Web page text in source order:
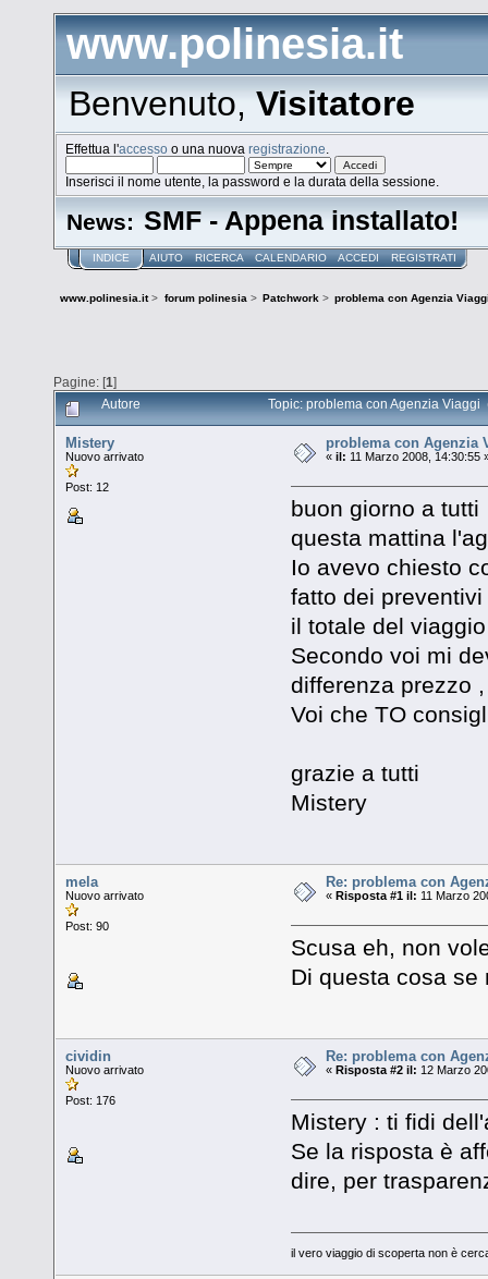
www.polinesia.it
Benvenuto,Visitatore
Effettua l'accesso o una nuovaregistrazione
Inserisci il nome utente, la password e la durata della sessione.
News: SMF - Appena installato!
INDICE AIUTO RICERCA CALENDARIO ACCEDI REGISTRATI
www.polinesia.it> forum polinesia> Patchwork> problema con Agenzia
Pagine: [1]
Autore Topic: problema con Agenzia Viaggi
Mistery
Nuovo arrivato
Post: 12
problema con Agenzia
«il: 11 Marzo 2008, 14:30:55
buon giorno a tutti
questa mattina
Io avevo chiesto
fatto dei
il totale del
Secondo voi mi
differenza prezzo
Voi che TO
grazie a tutti
Mistery
mela
Nuovo arrivato
Post: 90
Re: problema con
« Risposta #1 il: 11 Marzo
Scusa eh, non
Di questa cosa
cividin
Nuovo arrivato
Post: 176
Re: problema con
« Risposta #2 il: 12 Marzo
Mistery : ti fidi
Se la risposta è
dire, per
il vero viaggio di scoperta non è